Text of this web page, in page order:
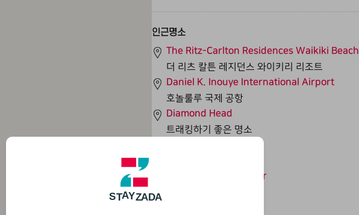
STAYZADA
인근명소
The Ritz-Carlton Residences Waikiki Beach
더 리츠 칼튼 레지던스 와이키리 리조트
Daniel K. Inouye International Airport
호놀룰루 국제 공항
Diamond Head
트래킹하기 좋은 명소
Royal Hawaiian Center